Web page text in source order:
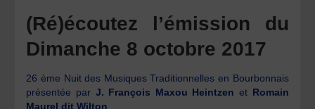
(Ré)écoutez l’émission du
Dimanche 8 octobre 2017
26 ème Nuit des Musiques Traditionnelles en Bourbonnais
présentée parJ. François Maxou Heintzen et Romain
Maurel dit Wilton